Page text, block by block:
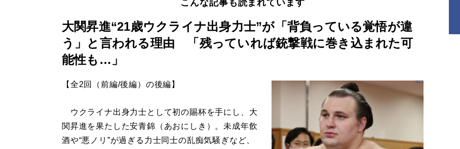
こんな記事も読まれています
大関昇進“21歳ウクライナ出身力士”が「背負っている覚悟が違
う」と言われる理由 「残っていれば銃撃戦に巻き込まれた可
能性も…」
【全2回（前編/後編）の後編】
ウクライナ出身力士として初の賜杯を手にし、大
関昇進を果たした安青錦（あおにしき）。未成年飲
酒や“悪ノリ”が過ぎる力士同士の乱痴気騒ぎなど、